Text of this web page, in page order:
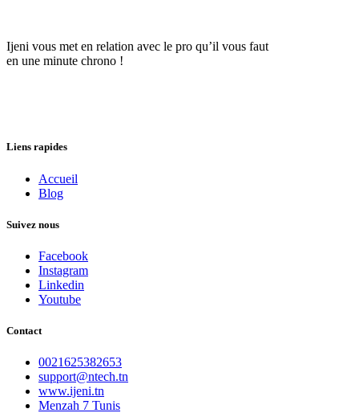
Ijeni vous met en relation avec le pro qu’il vous faut
en une minute chrono !
Liens rapides
Accueil
Blog
Suivez nous
Facebook
Instagram
Linkedin
Youtube
Contact
0021625382653
support@ntech.tn
www.ijeni.tn
Menzah 7 Tunis